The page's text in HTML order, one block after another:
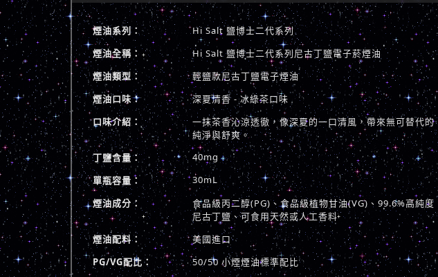
煙油系列：
Hi Salt 鹽博士二代系列
煙油全稱：
Hi Salt 鹽博士二代系列尼古丁鹽電子菸煙油
煙油類型：
輕鹽款尼古丁鹽電子煙油
煙油口味：
深夏清香 - 冰綠茶口味
口味介紹：
一抹茶香沁涼透徹，像深夏的一口清風，帶來無可替代的
純淨與舒爽。
丁鹽含量：
40mg
單瓶容量：
30mL
煙油成分：
食品級丙二醇(PG)、食品級植物甘油(VG)、99.6%高純度
尼古丁鹽、可食用天然或人工香料
煙油配料：
美國進口
PG/VG配比：
50/50 小煙煙油標準配比